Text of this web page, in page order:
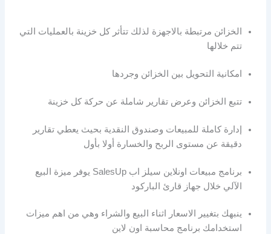
الخزائن مرتبطة بالاجهزة لذلك تتأثر كل خزينة بالعمليات التي
تتم خلالها
امكانية التحويل بين الخزائن وجردها
تتبع الخزائن وعرض تقارير شاملة عن حركة كل خزينة
إدارة كاملة للمبيعات وصندوق النقدية بحيث يعطي تقارير
دقيقة عن مستوى الربح والخسارة أولا بأول
برنامج مبيعات اونلاين سيلز اب SalesUp يوفر ميزة البيع
الآلي خلال جهاز قارئ الباركود
ينبهك بتغيير الاسعار اثناء البيع والشراء وهي من اهم ميزات
استخدامك برنامج محاسبة اون لاين